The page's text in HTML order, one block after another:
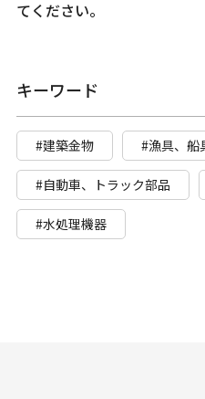
てください。
キーワード
#建築金物 #漁具、船
#自動車、トラック部品
#水処理機器